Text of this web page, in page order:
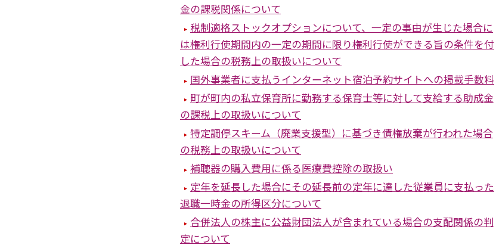
金の課税関係について
税制適格ストックオプションについて、一定の事由が生じた場合に
は権利行使期間内の一定の期間に限り権利行使ができる旨の条件を付
した場合の税務上の取扱いについて
国外事業者に支払うインターネット宿泊予約サイトへの掲載手数料
町が町内の私立保育所に勤務する保育士等に対して支給する助成金
の課税上の取扱いについて
特定調停スキーム（廃業支援型）に基づき債権放棄が行われた場合
の税務上の取扱いについて
補聴器の購入費用に係る医療費控除の取扱い
定年を延長した場合にその延長前の定年に達した従業員に支払った
退職一時金の所得区分について
合併法人の株主に公益財団法人が含まれている場合の支配関係の判
定について